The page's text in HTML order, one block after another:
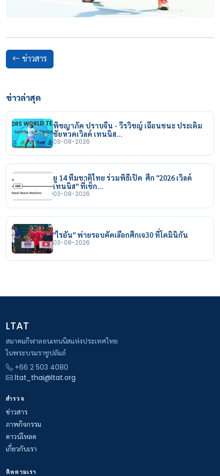
ข่าวสาร
ข่าวล่าสุด
พิชญาภัค ปราบจีน - วีรวิชญ์ เฉือนชนะ ประเดิม
ชัยหวดเวิลด์ เทนนิส…
03-08-2026
ยู 14 ทีมชาติไทย ร่วมพิธีเปิด ศึก "2026 เวิลด์
เทนนิส" ที่เช็ก…
03-08-2026
"ไรอัน" พ่ายรอบคัดเลือกศึกเจ30 ที่โดมินิกัน
03-08-2026
LTAT
สมาคมกีฬาลอนเทนนิสแห่งประเทศไทย
ในพระบรมราชูปถัมภ์
+66 2 503 4080
ltat_thai@ltat.org
สำรวจ
ข่าวสาร
ภาพกิจกรรม
ดาวน์โหลด
เกี่ยวกับเรา
ติดตามเรา